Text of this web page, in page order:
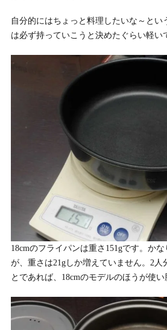
自分的にはちょっと料理したいな～とい
は必ず持っていこうと決めたぐらい軽い
18cmのフライパンは重さ151gです。か
が、重さは21gしか増えていません。2人
とであれば、18cmのモデルのほうが使い